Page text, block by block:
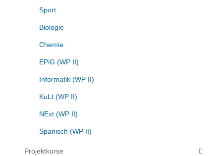
Sport
Biologie
Chemie
EPiG (WP II)
Informatik (WP II)
KuLt (WP II)
NExt (WP II)
Spanisch (WP II)
Projektkurse